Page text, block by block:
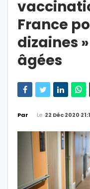
France
dizaines
âgées
Par Le 22 Déc 2020